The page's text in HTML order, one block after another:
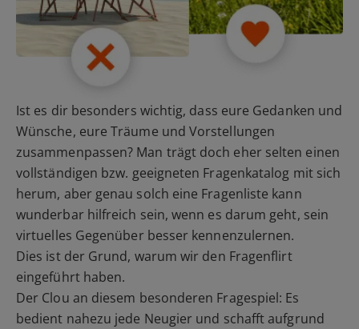
Ist es dir besonders wichtig, dass eure Gedanken und
Wünsche, eure Träume und Vorstellungen
zusammenpassen? Man trägt doch eher selten einen
vollständigen bzw. geeigneten Fragenkatalog mit sich
herum, aber genau solch eine Fragenliste kann
wunderbar hilfreich sein, wenn es darum geht, sein
virtuelles Gegenüber besser kennenzulernen.
Dies ist der Grund, warum wir den Fragenflirt
eingeführt haben.
Der Clou an diesem besonderen Fragespiel: Es
bedient nahezu jede Neugier und schafft aufgrund